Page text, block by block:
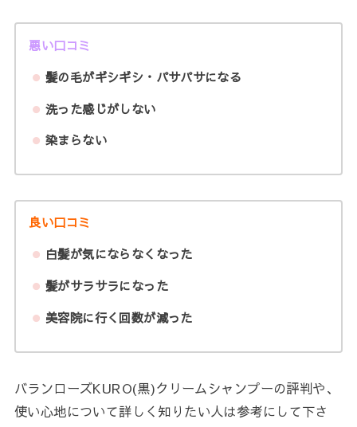
悪い口コミ
髪の毛がギシギシ・パサパサになる
洗った感じがしない
染まらない
良い口コミ
白髪が気にならなくなった
髪がサラサラになった
美容院に行く回数が減った
バランローズKURO(黒)クリームシャンプーの評判や、
使い心地について詳しく知りたい人は参考にして下さ